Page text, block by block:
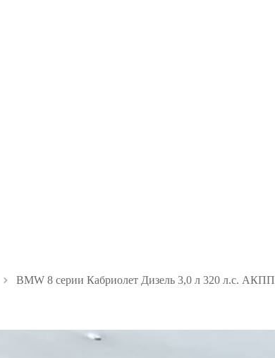
BMW 8 серии Кабриолет Дизель 3,0 л 320 л.с. АКПП